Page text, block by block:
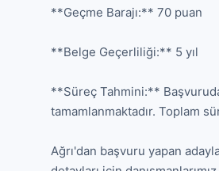
**Geçme Barajı:** 70 puan
**Belge Geçerliliği:** 5 yıl
**Süreç Tahmini:**
tamamlanmaktadır. Toplam
Ağrı'dan başvuru yapan